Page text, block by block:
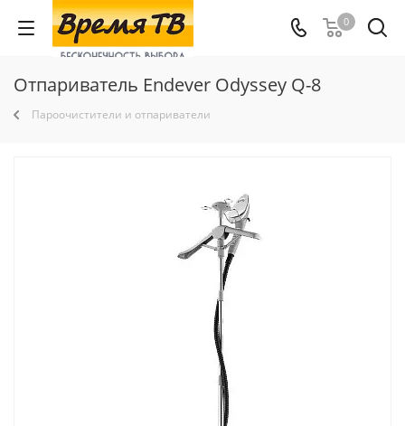
0
Отпариватель Endever Odyssey Q-8
Пароочистители и отпариватели